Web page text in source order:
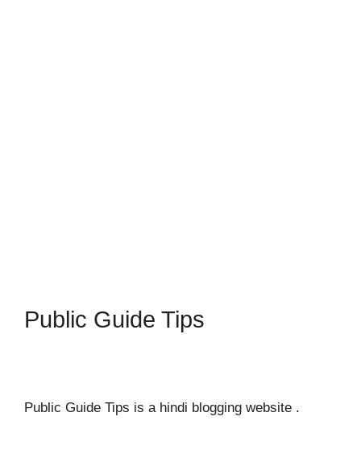
Public Guide Tips
Public Guide Tips is a hindi blogging website .